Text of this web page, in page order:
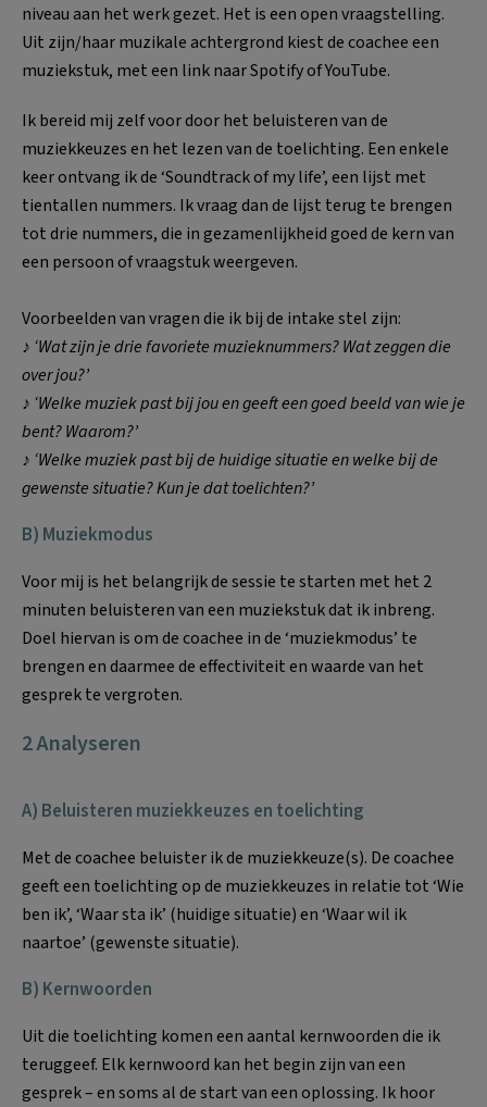
niveau aan het werk gezet. Het is een open vraagstelling.
Uit zijn/haar muzikale achtergrond kiest de coachee een
muziekstuk, met een link naar Spotify of YouTube.
Ik bereid mij zelf voor door het beluisteren van de
muziekkeuzes en het lezen van de toelichting. Een enkele
keer ontvang ik de ‘Soundtrack of my life’, een lijst met
tientallen nummers. Ik vraag dan de lijst terug te brengen
tot drie nummers, die in gezamenlijkheid goed de kern van
een persoon of vraagstuk weergeven.
Voorbeelden van vragen die ik bij de intake stel zijn:
♪ ‘Wat zijn je drie favoriete muzieknummers? Wat zeggen die
over jou?’
♪ ‘Welke muziek past bij jou en geeft een goed beeld van wie je
bent? Waarom?’
♪ ‘Welke muziek past bij de huidige situatie en welke bij de
gewenste situatie? Kun je dat toelichten?’
B) Muziekmodus
Voor mij is het belangrijk de sessie te starten met het 2
minuten beluisteren van een muziekstuk dat ik inbreng.
Doel hiervan is om de coachee in de ‘muziekmodus’ te
brengen en daarmee de effectiviteit en waarde van het
gesprek te vergroten.
2 Analyseren
A) Beluisteren muziekkeuzes en toelichting
Met de coachee beluister ik de muziekkeuze(s). De coachee
geeft een toelichting op de muziekkeuzes in relatie tot ‘Wie
ben ik’, ‘Waar sta ik’ (huidige situatie) en ‘Waar wil ik
naartoe’ (gewenste situatie).
B) Kernwoorden
Uit die toelichting komen een aantal kernwoorden die ik
teruggeef. Elk kernwoord kan het begin zijn van een
gesprek – en soms al de start van een oplossing. Ik hoor